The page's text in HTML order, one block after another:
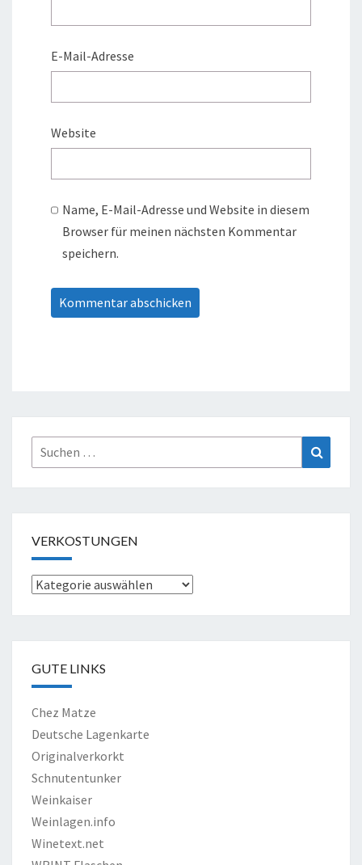
E-Mail-Adresse
Website
Name, E-Mail-Adresse und Website in diesem
Browser für meinen nächsten Kommentar
speichern.
Suche
nach:
VERKOSTUNGEN
Verkostungen
GUTE LINKS
Chez Matze
Deutsche Lagenkarte
Originalverkorkt
Schnutentunker
Weinkaiser
Weinlagen.info
Winetext.net